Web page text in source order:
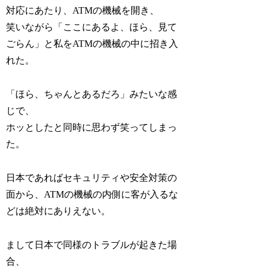
対応にあたり、ATMの機械を開き、
笑いながら「ここにあるよ、ほら、見て
ごらん」と私をATMの機械の中に招き入
れた。
「ほら、ちゃんとあるだろ」みたいな感
じで、
ホッとしたと同時に思わず笑ってしまっ
た。
日本であればセキュリティや安全対策の
面から、ATMの機械の内側に客が入るな
どは絶対にありえない。
まして日本で同様のトラブルが起きた場
合、